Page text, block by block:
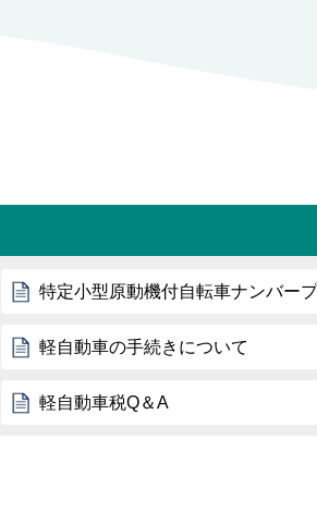
特定小型原動機付自転車ナンバー
軽自動車の手続きについて
軽自動車税Q＆A